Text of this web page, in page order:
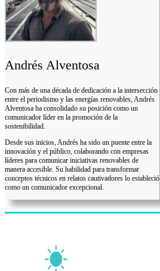
Andrés Alventosa
Con más de una década de dedicación a la intersección
entre el periodismo y las energías renovables, Andrés
Alventosa ha consolidado su posición como un
comunicador líder en la promoción de la
sostenibilidad.
Desde sus inicios, Andrés ha sido un puente entre la
innovación y el público, colaborando con empresas
líderes para comunicar iniciativas renovables de
manera accesible. Su habilidad para transformar
conceptos técnicos en relatos cautivadores lo estableció
como un comunicador excepcional.